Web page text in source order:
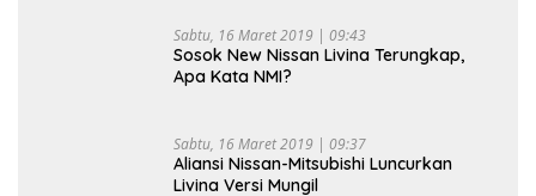
Sabtu, 16 Maret 2019 | 09:43
Sosok New Nissan Livina Terungkap,
Apa Kata NMI?
Sabtu, 16 Maret 2019 | 09:37
Aliansi Nissan-Mitsubishi Luncurkan
Livina Versi Mungil